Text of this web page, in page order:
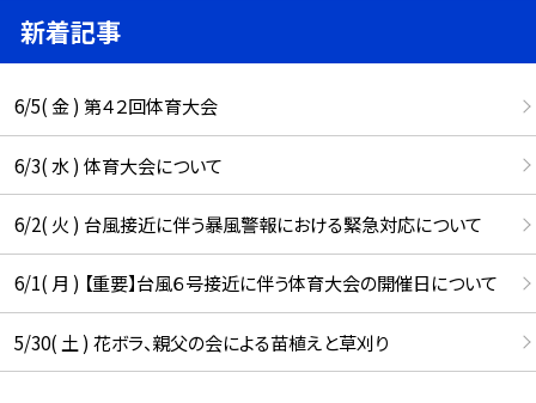
新着記事
6/5( 金 ) 第４２回体育大会
6/3( 水 ) 体育大会について
6/2( 火 ) 台風接近に伴う暴風警報における緊急対応について
6/1( 月 ) 【重要】台風６号接近に伴う体育大会の開催日について
5/30( 土 ) 花ボラ、親父の会による苗植えと草刈り